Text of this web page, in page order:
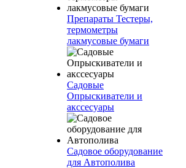
Препараты Тестеры,
термометры
лакмусовые бумаги
Садовые
Опрыскиватели и
акссесуары
Садовое оборудование
для Автополива